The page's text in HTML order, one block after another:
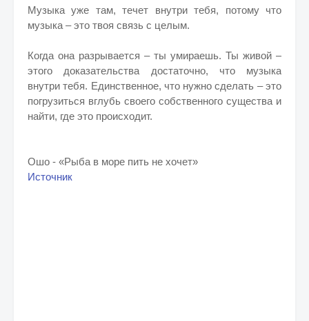
Музыка уже там, течет внутри тебя, потому что
музыка – это твоя связь с целым.
Когда она разрывается – ты умираешь. Ты живой –
этого доказательства достаточно, что музыка
внутри тебя. Единственное, что нужно сделать – это
погрузиться вглубь своего собственного существа и
найти, где это происходит.
Ошо - «Рыба в море пить не хочет»
Источник